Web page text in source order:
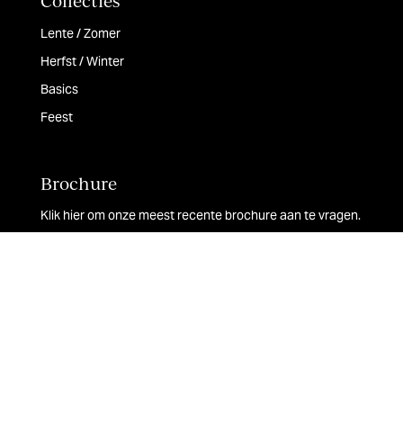
Lente / Zomer
Herfst / Winter
Basics
Feest
Brochure
Klik hier om onze meest recente brochure aan te vragen.